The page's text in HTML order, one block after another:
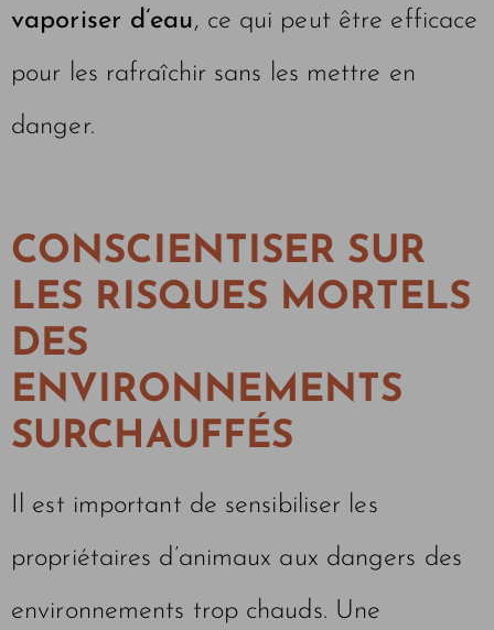
vaporiser d’eau, ce qui peut être efficace
pour les rafraîchir sans les mettre en
danger.
CONSCIENTISER SUR
LES RISQUES MORTELS
DES
ENVIRONNEMENTS
SURCHAUFFÉS
Il est important de sensibiliser les
propriétaires d’animaux aux dangers des
environnements trop chauds. Une